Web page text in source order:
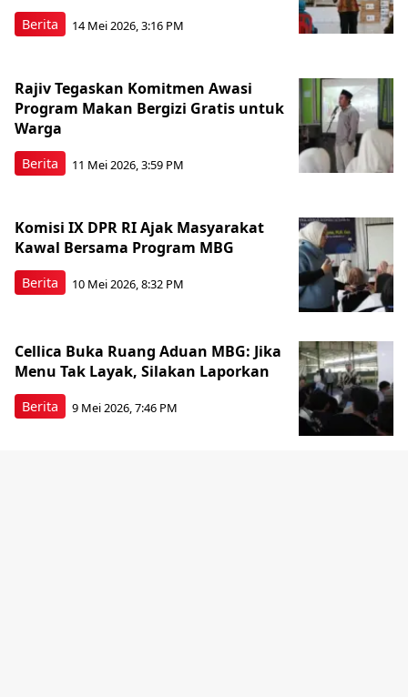
Berita 14 Mei 2026, 3:16 PM
Berita
Rajiv Tegaskan Komitmen Awasi
Program Makan Bergizi Gratis untuk
Warga
11 Mei 2026, 3:59 PM
Berita
Komisi IX DPR RI Ajak Masyarakat
Kawal Bersama Program MBG
10 Mei 2026, 8:32 PM
Berita
Cellica Buka Ruang Aduan MBG: Jika
Menu Tak Layak, Silakan Laporkan
9 Mei 2026, 7:46 PM